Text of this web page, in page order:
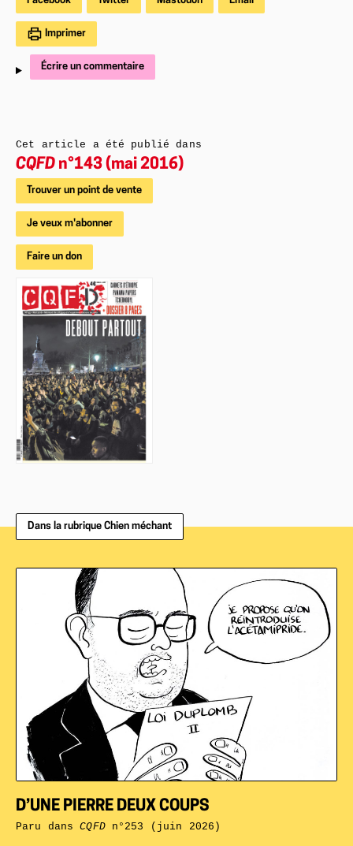
Imprimer
Écrire un commentaire
Cet article a été publié dans
CQFD n°143 (mai 2016)
Trouver un point de vente
Je veux m'abonner
Faire un don
Dans la rubrique Chien méchant
D’UNE PIERRE DEUX COUPS
Paru dansCQFDn°253 (juin 2026)